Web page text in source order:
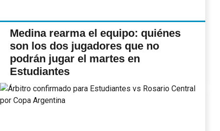
Medina rearma el equipo: quiénes
son los dos jugadores que no
podrán jugar el martes en
Estudiantes